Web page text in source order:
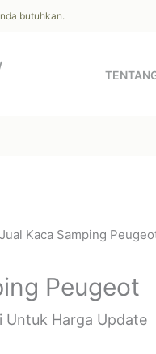
butuhkan.
Kaca Samping
Peugeot
Untuk Harga Update